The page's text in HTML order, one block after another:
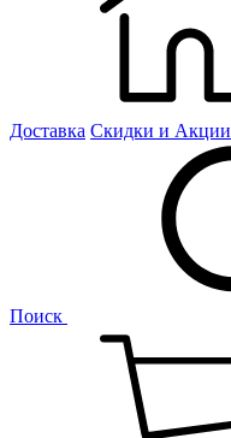
Доставка Скидки и Акции
Поиск